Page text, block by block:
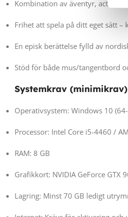
Kombination av äventyr, action
Frihet att spela på ditt eget sätt
En episk berättelse fylld av
Stöd för både mus/tangentbord
Systemkrav (minimikrav)
Operativsystem: Windows 10
Processor: Intel Core i5-4460 /
RAM: 8 GB
Grafikkort: NVIDIA GeForce GTX
Lagring: Minst 70 GB ledigt